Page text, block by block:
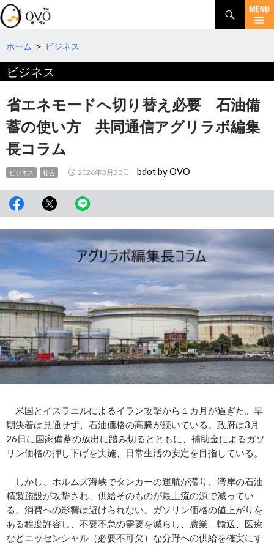
検
索
コ
テ
へ
ホーム > ビジネス
ビジネス
省エネモードへ切り替え必要 石油備
蓄の使い方 共同通信アグリラボ編集
長コラム
ビジネス 社会 2026年3月30日 bdot by OVO
米国とイスラエルによるイラン攻撃から１カ月が過ぎた。早
期決着は見通せず、石油価格の高騰が続いている。政府は3月
26日に国家備蓄の放出に踏み切るとともに、補助金によるガソ
リン価格の押し下げを実施、日常生活の安定を目指している。
しかし、ホルムズ海峡でタンカーの運航が滞り、湾岸の石油
精製施設が攻撃され、供給そのものが最上流の源で減ってい
る。消費への影響は避けられない。ガソリン価格の値上がりを
ある程度許容し、不要不急の需要を減らし、農業、輸送、医療
などエッセンシャル（必要不可欠）な分野への供給を確実にす